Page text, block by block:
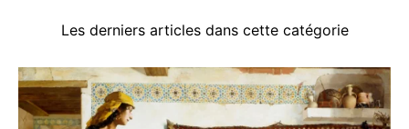
Les derniers articles dans cette catégorie